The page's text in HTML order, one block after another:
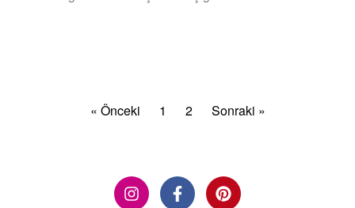
« Önceki 1 2 Sonraki »